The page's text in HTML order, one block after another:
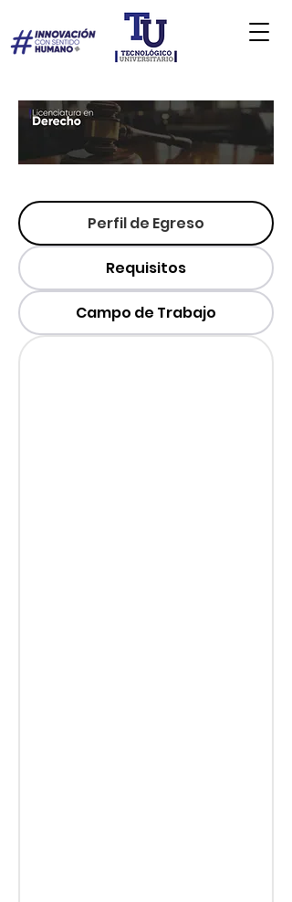
Perfil de Egreso
Requisitos
Campo de Trabajo